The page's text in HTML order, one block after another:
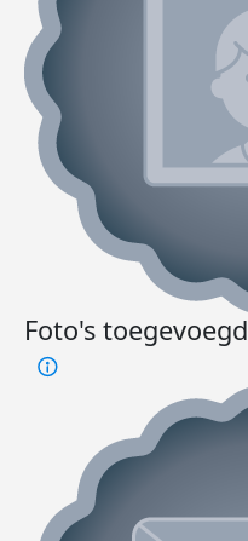
Foto's toegevoegd